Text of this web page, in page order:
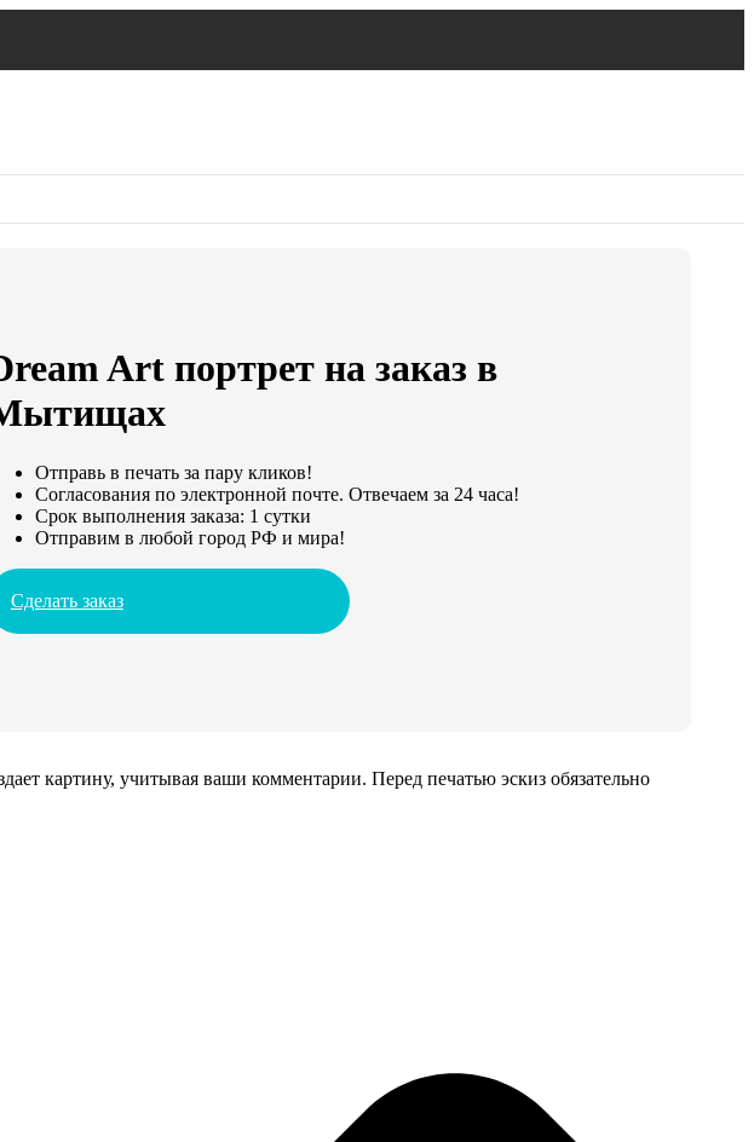
Art портрет на заказ в
Отправь в печать за пару кликов!
Согласования по электронной почте. Отвечаем за 24 часа!
Срок выполнения заказа: 1 сутки
Отправим в любой город РФ и мира!
Сделать заказ
картину, учитывая ваши комментарии. Перед печатью эскиз обязательно